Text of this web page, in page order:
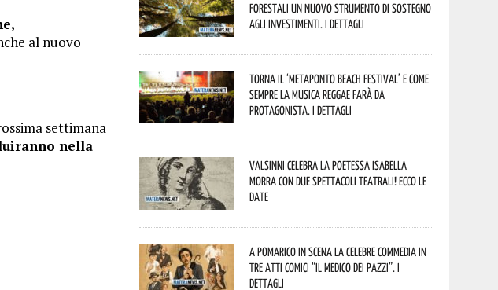
al nuovo
settimana
nella
forestali un nuovo strumento di sostegno
agli investimenti. I dettagli
Torna il ‘Metaponto beach festival’ e come
sempre la musica reggae farà da
protagonista. I dettagli
Valsinni celebra la poetessa Isabella
Morra con due spettacoli teatrali! Ecco le
date
A Pomarico in scena la celebre commedia in
tre atti comici “Il medico dei pazzi”. I
dettagli